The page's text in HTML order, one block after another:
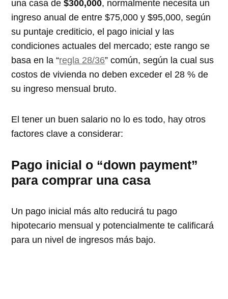
una casa de$300,000, normalmente necesita un
ingreso anual de entre $75,000 y $95,000, según
su puntaje crediticio, el pago inicial y las
condiciones actuales del mercado; este rango se
basa en la “regla 28/36” común, según la cual sus
costos de vivienda no deben exceder el 28 % de
su ingreso mensual bruto.
El tener un buen salario no lo es todo, hay otros
factores clave a considerar:
Pago inicial o “down payment”
para comprar una casa
Un pago inicial más alto reducirá tu pago
hipotecario mensual y potencialmente te calificará
para un nivel de ingresos más bajo.